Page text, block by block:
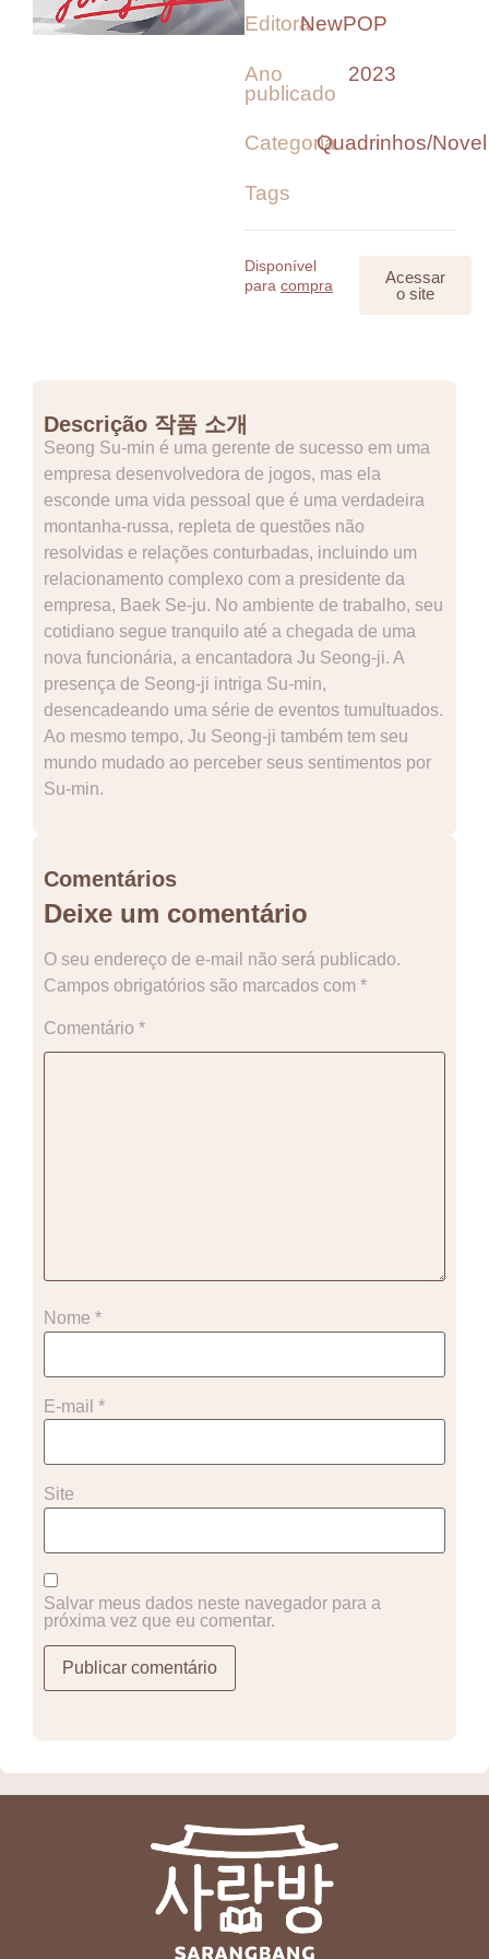
EditoraNewPOP
Ano
publicado
2023
CategoriaQuadrinhos/Novel
Tags
Disponível
para compra
Acessar
o site
Descrição 작품 소개
Seong Su-min é uma gerente de sucesso em uma
empresa desenvolvedora de jogos, mas ela
esconde uma vida pessoal que é uma verdadeira
montanha-russa, repleta de questões não
resolvidas e relações conturbadas, incluindo um
relacionamento complexo com a presidente da
empresa, Baek Se-ju. No ambiente de trabalho, seu
cotidiano segue tranquilo até a chegada de uma
nova funcionária, a encantadora Ju Seong-ji. A
presença de Seong-ji intriga Su-min,
desencadeando uma série de eventos tumultuados.
Ao mesmo tempo, Ju Seong-ji também tem seu
mundo mudado ao perceber seus sentimentos por
Su-min.
Comentários
Deixe um comentário
O seu endereço de e-mail não será publicado.
Campos obrigatórios são marcados com *
Comentário *
Nome *
E-mail *
Site
Salvar meus dados neste navegador para a
próxima vez que eu comentar.